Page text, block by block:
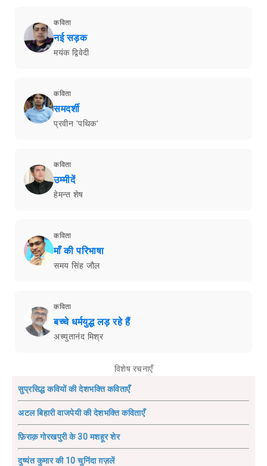
कविता
नई सड़क
मयंक द्विवेदी
कविता
समदर्शी
प्रवीन 'पथिक'
कविता
उम्मीदें
हेमन्त शेष
कविता
माँ की परिभाषा
समय सिंह जौल
कविता
बच्चे धर्मयुद्ध लड़ रहे हैं
अच्युतानंद मिश्र
विशेष रचनाएँ
सुप्रसिद्ध कवियों की देशभक्ति कविताएँ
अटल बिहारी वाजपेयी की देशभक्ति कविताएँ
फ़िराक़ गोरखपुरी के 30 मशहूर शेर
दुष्यंत कुमार की 10 चुनिंदा ग़ज़लें